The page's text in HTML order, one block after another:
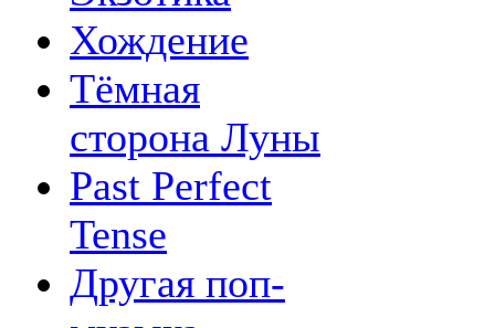
Хождение
Тёмная
сторона Луны
Past Perfect
Tense
Другая поп-